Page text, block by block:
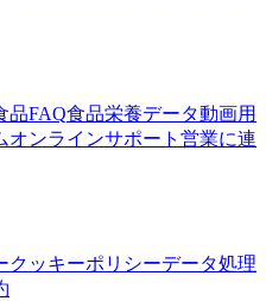
品FAQ食品栄養データ動画用
オンラインサポート 営業に連
クッキーポリシーデータ処理